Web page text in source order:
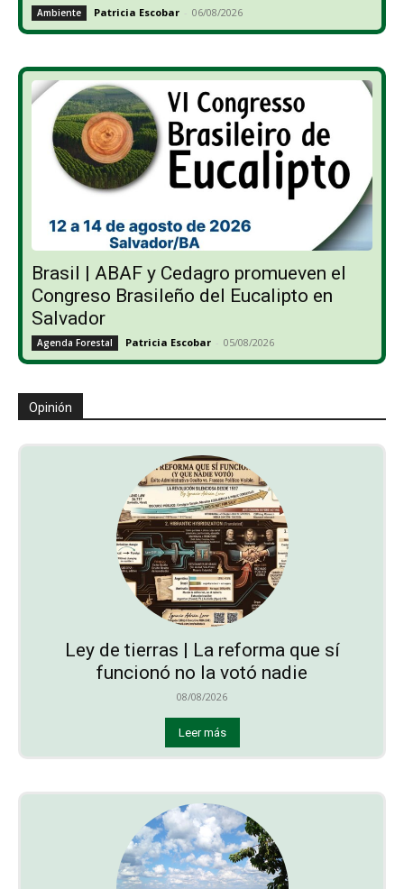
Ambiente Patricia Escobar - 06/08/2026
Brasil | ABAF y Cedagro promueven el
Congreso Brasileño del Eucalipto en
Salvador
Agenda Forestal Patricia Escobar - 05/08/2026
Opinión
Ley de tierras | La reforma que sí
funcionó no la votó nadie
08/08/2026
Leer más